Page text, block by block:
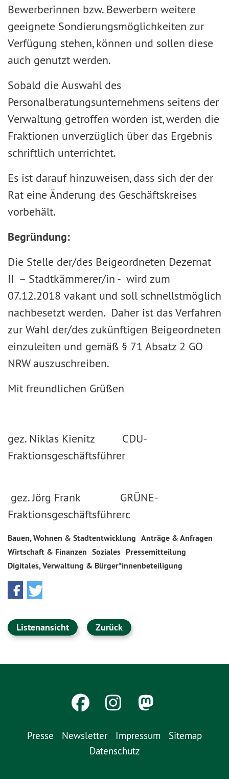
Bewerberinnen bzw. Bewerbern weitere
geeignete Sondierungsmöglichkeiten zur
Verfügung stehen, können und sollen diese
auch genutzt werden.
Sobald die Auswahl des
Personalberatungsunternehmens seitens der
Verwaltung getroffen worden ist, werden die
Fraktionen unverzüglich über das Ergebnis
schriftlich unterrichtet.
Es ist darauf hinzuweisen, dass sich der der
Rat eine Änderung des Geschäftskreises
vorbehält.
Begründung:
Die Stelle der/des Beigeordneten Dezernat
II – Stadtkämmerer/in - wird zum
07.12.2018 vakant und soll schnellstmöglich
nachbesetzt werden. Daher ist das Verfahren
zur Wahl der/des zukünftigen Beigeordneten
einzuleiten und gemäß § 71 Absatz 2 GO
NRW auszuschreiben.
Mit freundlichen Grüßen
gez. Niklas Kienitz CDU-
Fraktionsgeschäftsführer
gez. Jörg Frank GRÜNE-
Fraktionsgeschäftsführerc
Bauen, Wohnen & Stadtentwicklung Anträge & Anfragen
Wirtschaft & Finanzen Soziales Pressemitteilung
Digitales, Verwaltung & Bürger*innenbeteiligung
Listenansicht Zurück
Presse Newsletter Impressum
Sitemap
Datenschutz